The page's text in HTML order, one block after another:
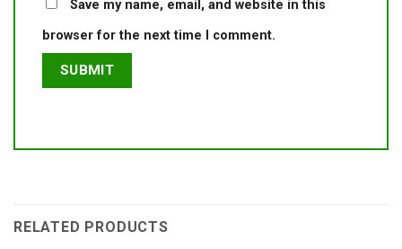
Save my name, email, and website in this
browser for the next time I comment.
RELATED PRODUCTS